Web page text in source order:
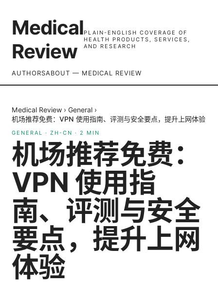
Medical
Review
PLAIN-ENGLISH COVERAGE OF
HEALTH PRODUCTS, SERVICES,
AND RESEARCH
AUTHORSABOUT — MEDICAL REVIEW
Medical Review › General ›
机场推荐免费：VPN 使用指南、评测与安全要点，提升上网体验
GENERAL · ZH-CN · 2 MIN
机场推荐免费：
VPN 使用指
南、评测与安全
要点，提升上网
体验